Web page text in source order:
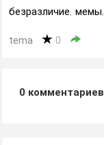
безразличие, мемы,
tema 0
0 комментариев